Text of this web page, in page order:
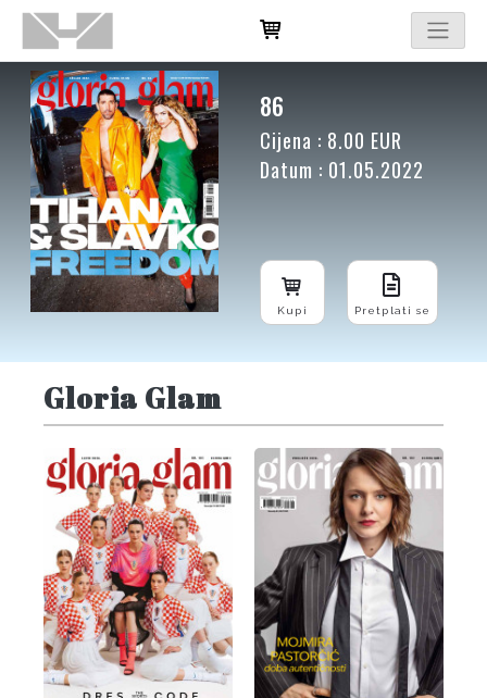
86
Cijena : 8.00 EUR
Datum : 01.05.2022
Kupi Pretplati se
Gloria Glam